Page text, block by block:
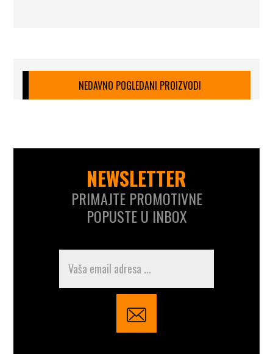
NEDAVNO POGLEDANI PROIZVODI
NEWSLETTER
PRIMAJTE PROMOTIVNE
POPUSTE U INBOX